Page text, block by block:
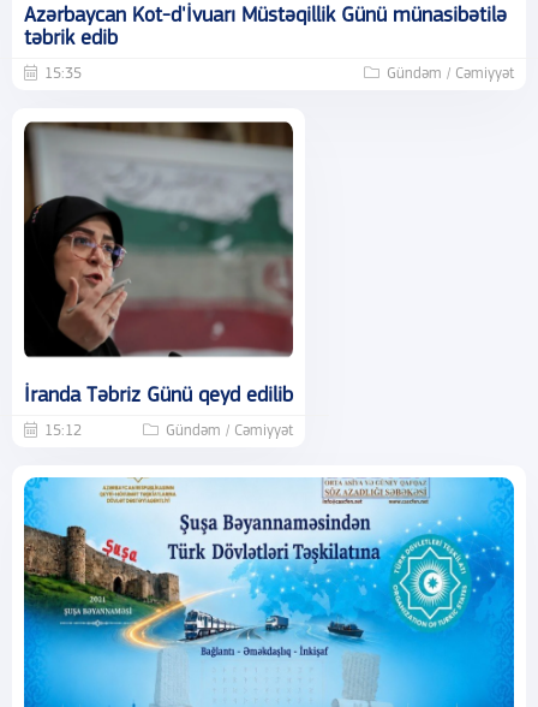
Azərbaycan Kot-d'İvuarı Müstəqillik Günü münasibətilə
təbrik edib
15:35 Gündəm / Cəmiyyət
İranda Təbriz Günü qeyd edilib
15:12 Gündəm / Cəmiyyət